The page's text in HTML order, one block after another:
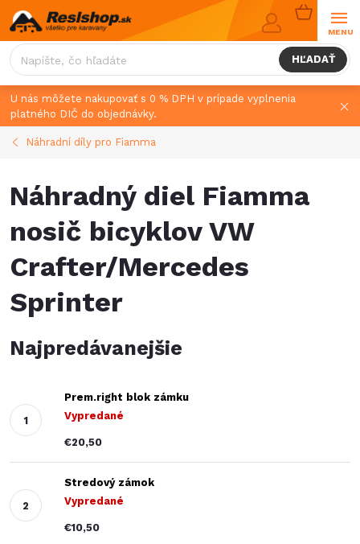
Prejsť
na
obsah
HĽADAŤ
KOŠÍK
U nás môžete nakupovať s 0 % DPH v prípade vyplnenia
platného DIČ do objednávky.
Náhradní díly pro Fiamma
Náhradný diel Fiamma
nosič bicyklov VW
Crafter/Mercedes
Sprinter
Najpredávanejšie
Prem.right blok zámku
Vypredané
€20,50
Stredový zámok
Vypredané
€10,50